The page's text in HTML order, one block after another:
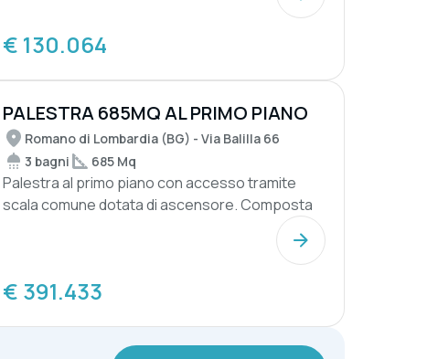
€ 130.064
PALESTRA 685MQ AL PRIMO PIANO
€ 391.433
Romano di Lombardia (BG) - Via Balilla 66
3 bagni
685 Mq
Palestra al primo piano con accesso tramite
scala comune dotata di ascensore. Composta